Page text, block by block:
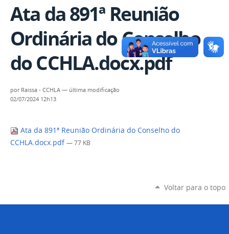
Ata da 891ª Reunião
Ordinária do Conselho
do CCHLA.docx.pdf
por Raissa - CCHLA — última modificação
02/07/2024 12h13
Ata da 891ª Reunião Ordinária do Conselho do
CCHLA.docx.pdf — 77 KB
Voltar para o topo